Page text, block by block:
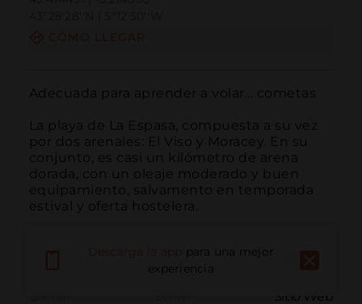
Adecuada para aprender a volar… cometas
La playa de La Espasa, compuesta a su vez
por dos arenales: El Viso y Moracey. En su
conjunto, es casi un kilómetro de arena
dorada, con un oleaje moderado y buen
equipamiento, salvamento en temporada
estival y oferta hostelera.
Sitio Web
para una mejor
experiencia